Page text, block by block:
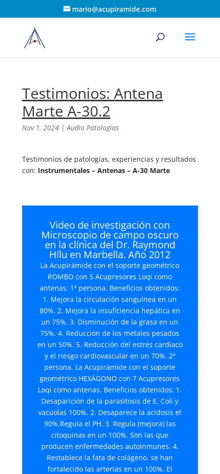
mario@acupiramide.com
Testimonios: Antena
Marte A-30.2
Nov 1, 2024|Audio Patologías
Testimonios de patologías, experiencias y resultados
con: Instrumentales – Antenas – A-30 Marte
Video de investigación con
Microscopio de campo oscuro
en la clínica del Dr. Raymond
Hílu en Marbella. Año 2012
La Acupirámide con el soporte geométrico
ROMBO con 5 Acupresores Loqi como
antenas. 1ª persona. Beneficios obtenidos:
1. Mejora la circulación sanguínea en un
80%. 2. Mejora la insuficiencia hepática en
un 75%. 3. Disminución de la grasa en un
75%. 4. Reducción de los metales pesados
en un 50%. 5. Reducción del estrés cardiaco
y el riesgo cardiovascular en un 70%. 2ª
persona. La Acupirámide con el soporte
geométrico HEXÁGONO con 7 Acupresores
Loqi como antenas. Beneficios obtenidos: 1.
Desaparición de la parasitosis de E. Coli y
vacuolas 100%. 2. Desaparece la acidosis el
90%.Regula el PH. 3. Regula (mejora) las
citoquinas en un 100%. Son las que
producen enfermedades autoinmunes. 4.
Restablece la fata de colágeno, se han
fortalecido las arterias en un 100%. El